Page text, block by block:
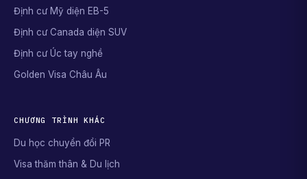
Định cư Mỹ diện EB-5
Định cư Canada diện SUV
Định cư Úc tay nghề
Golden Visa Châu Âu
CHƯƠNG TRÌNH KHÁC
Du học chuyển đổi PR
Visa thăm thân & Du lịch